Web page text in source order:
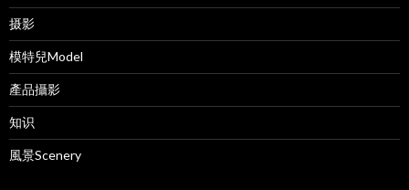
摄影
模特兒Model
產品攝影
知识
風景Scenery